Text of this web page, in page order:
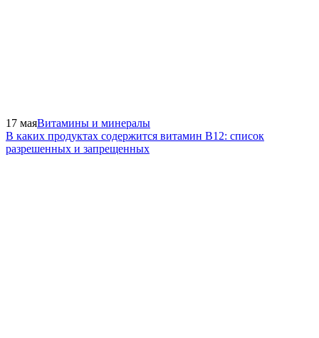
17 маяВитамины и минералы
В каких продуктах содержится витамин В12: список
разрешенных и запрещенных